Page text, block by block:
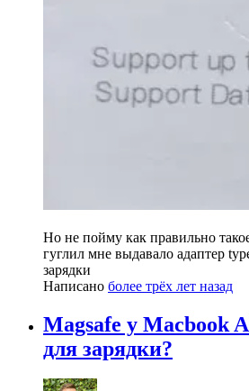
Но не пойму как правильно
гуглил мне выдавало адаптер
зарядки
Написано более трёх лет назад
Magsafe у Macbook
для зарядки?